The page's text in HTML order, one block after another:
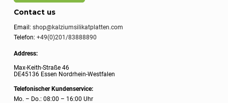
Contact us
Email:shop@kalziumsilikatplatten.com
Telefon:+49(0)201/83888890
Address:
Max-Keith-Straße 46
DE45136 Essen Nordrhein-Westfalen
Telefonischer Kundenservice:
Mo. – Do.: 08:00 – 16:00 Uhr